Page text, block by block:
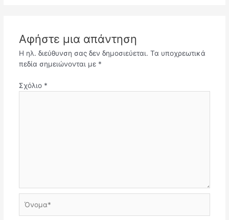
Αφήστε μια απάντηση
Η ηλ. διεύθυνση σας δεν δημοσιεύεται. Τα υποχρεωτικά
πεδία σημειώνονται με *
Σχόλιο *